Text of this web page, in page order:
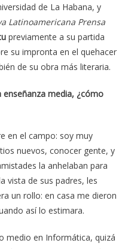
de La Habana, y
Latinoamericana Prensa
previamente a su partida
su impronta en el quehacer
de su obra más literaria.
media, ¿cómo
en el campo: soy muy
nuevos, conocer gente, y
la anhelaban para
vista de sus padres, les
un rollo: en casa me dieron
así lo estimara.
medio en Informática, quizá